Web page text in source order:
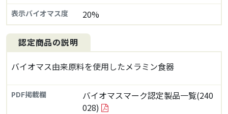
表示バイオマス度 20%
認定商品の説明
バイオマス由来原料を使用したメラミン食器
PDF掲載欄
バイオマスマーク認定製品一覧(240
028)